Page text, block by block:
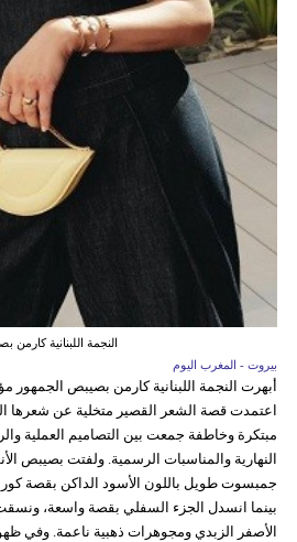
النجمة اللبنانية كارمن
بيروت - المغرب اليوم
أبهرت النجمة اللبنانية كارمن بصيبص الجمهور
اعتمدت قصة الشعر القصير متخلية عن شعرها
مبتكرة وخاطفة جمعت بين التصاميم العملية
النهارية والمناسبات الرسمية. ولفتت بصيبص
جمبسوت طويل باللون الأسود الداكن بقصة
بينما انسدل الجزء السفلي بقصة واسعة،
الأصفر الزبدي ومجوهرات ذهبية ناعمة. وفي